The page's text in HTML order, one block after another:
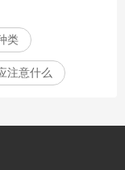
类
注意什么